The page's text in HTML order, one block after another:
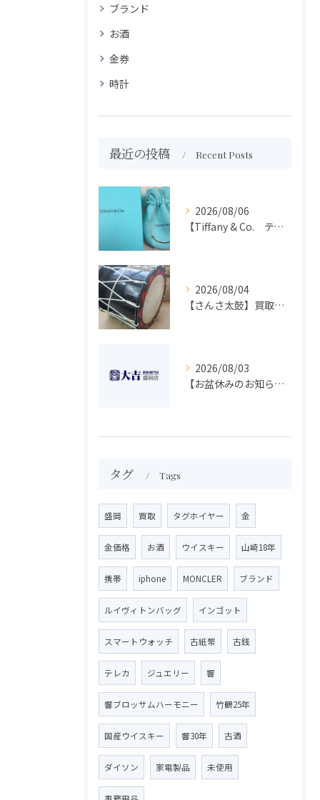
ブランド
お酒
金券
時計
最近の投稿 Recent Posts
2026/08/06
【Tiffany & Co. ティファニー】買取 大吉盛岡店 アクセサリー買取しました！！
2026/08/04
【さんさ太鼓】買取 大吉盛岡店 楽器 買取します！！
2026/08/03
【お盆休みのお知らせ】買取専門 大吉 盛岡店
タグ Tags
盛岡 買取 タグホイヤー 金
金価格 お酒 ウイスキー 山崎18年
携帯 iphone MONCLER ブランド
ルイヴィトンバッグ インゴット
スマートウォッチ 古紙幣 古銭
テレカ ジュエリー 響
響ブロッサムハーモニー 竹鶴25年
国産ウイスキー 響30年 古酒
ダイソン 家電製品 未使用